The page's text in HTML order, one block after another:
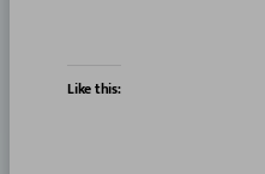
Like this: